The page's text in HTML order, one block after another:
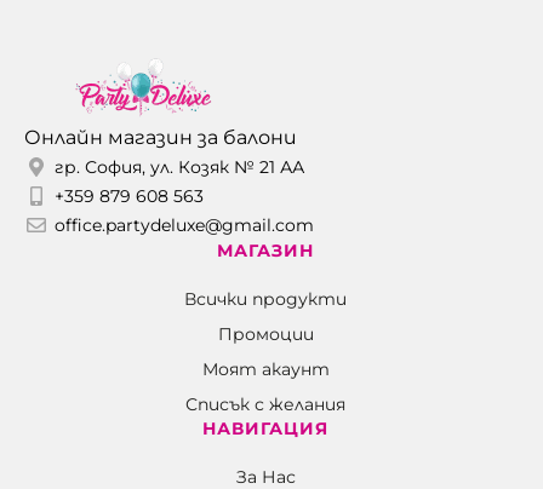
Онлайн магазин за балони
гр. София, ул. Козяк № 21 АА
+359 879 608 563
office.partydeluxe@gmail.com
МАГАЗИН
Всички продукти
Промоции
Моят акаунт
Списък с желания
НАВИГАЦИЯ
За Нас